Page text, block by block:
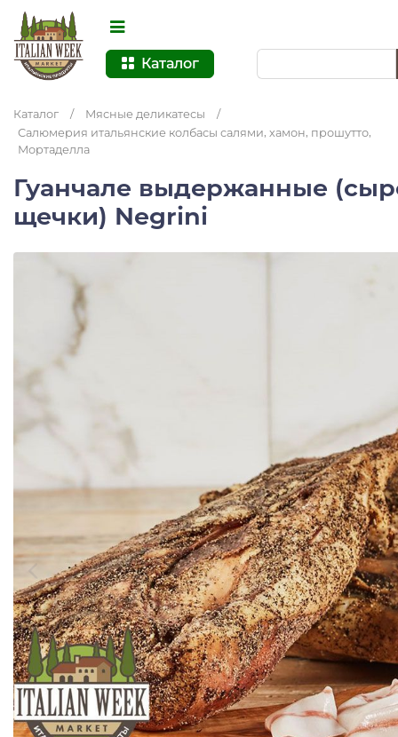
Каталог
Каталог / Мясные деликатесы
/
Салюмерия итальянские колбасы салями, хамон, прошутто,
Мортаделла
Гуанчале выдержанные
щечки) Negrini